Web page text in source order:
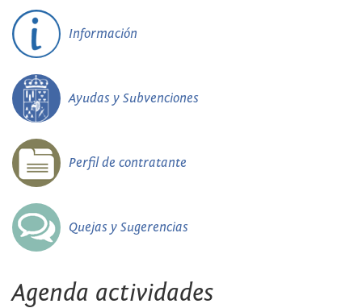
Información
Ayudas y Subvenciones
Perfil de contratante
Quejas y Sugerencias
Agenda actividades